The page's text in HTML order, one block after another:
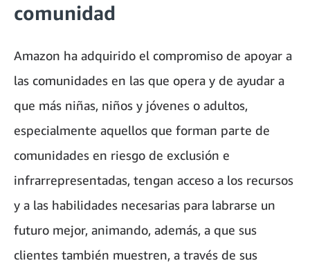
comunidad
Amazon ha adquirido el compromiso de apoyar a
las comunidades en las que opera y de ayudar a
que más niñas, niños y jóvenes o adultos,
especialmente aquellos que forman parte de
comunidades en riesgo de exclusión e
infrarrepresentadas, tengan acceso a los recursos
y a las habilidades necesarias para labrarse un
futuro mejor, animando, además, a que sus
clientes también muestren, a través de sus